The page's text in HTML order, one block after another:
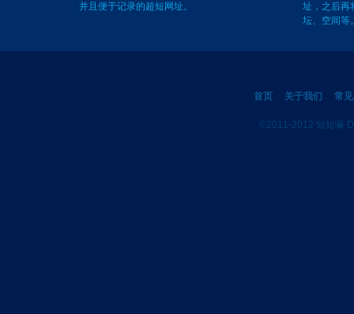
并且便于记录的超短网址。
您可以在发
首页 关于我们 常